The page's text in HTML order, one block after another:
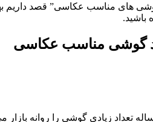
های مناسب عکاسی” قصد داریم
باشید.
گوشی مناسب عکاسی
تعداد زیادی گوشی را روانه